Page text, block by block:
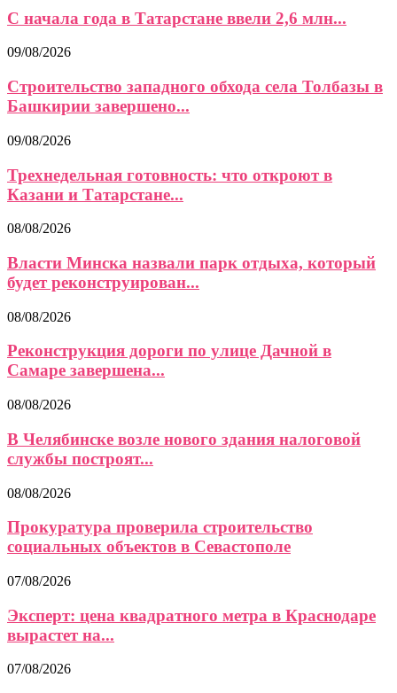
С начала года в Татарстане ввели 2,6 млн...
09/08/2026
Строительство западного обхода села Толбазы в
Башкирии завершено...
09/08/2026
Трехнедельная готовность: что откроют в
Казани и Татарстане...
08/08/2026
Власти Минска назвали парк отдыха, который
будет реконструирован...
08/08/2026
Реконструкция дороги по улице Дачной в
Самаре завершена...
08/08/2026
В Челябинске возле нового здания налоговой
службы построят...
08/08/2026
Прокуратура проверила строительство
социальных объектов в Севастополе
07/08/2026
Эксперт: цена квадратного метра в Краснодаре
вырастет на...
07/08/2026